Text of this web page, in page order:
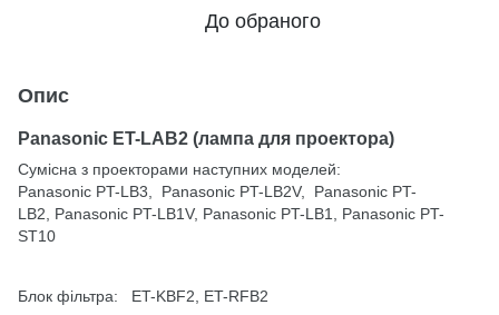
До обраного
Опис
Panasonic ET-LAB2 (лампа для проектора)
Сумісна з проекторами наступних моделей:
Panasonic PT-LB3, Panasonic PT-LB2V, Panasonic PT-
LB2, Panasonic PT-LB1V, Panasonic PT-LB1, Panasonic PT-
ST10
Блок фільтра: ET-KBF2, ET-RFB2